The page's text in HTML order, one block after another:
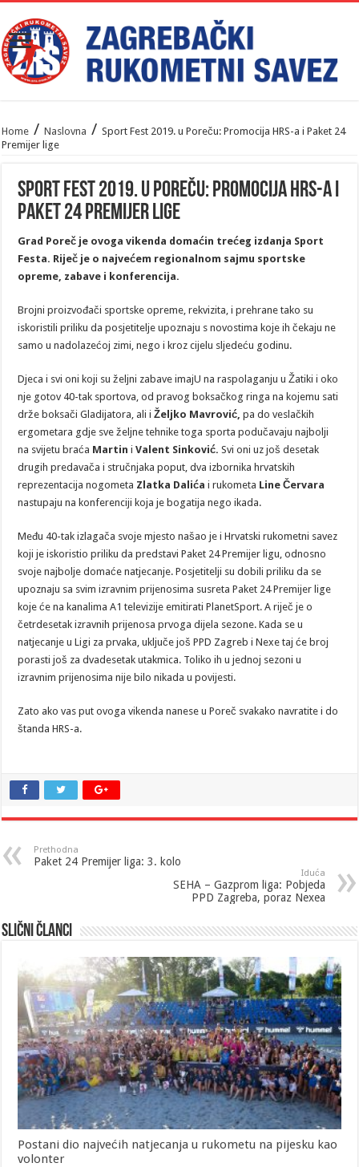
Home / Naslovna / Sport Fest 2019. u Poreču: Promocija HRS-a i Paket 24
Premijer lige
Sport Fest 2019. u Poreču: Promocija HRS-a i
Paket 24 Premijer lige
Grad Poreč je ovoga vikenda domaćin trećeg izdanja Sport
Festa. Riječ je o najvećem regionalnom sajmu sportske
opreme, zabave i konferencija.
Brojni proizvođači sportske opreme, rekvizita, i prehrane tako su
iskoristili priliku da posjetitelje upoznaju s novostima koje ih čekaju ne
samo u nadolazećoj zimi, nego i kroz cijelu sljedeću godinu.
Djeca i svi oni koji su željni zabave imajU na raspolaganju u Žatiki i oko
nje gotov 40-tak sportova, od pravog boksačkog ringa na kojemu sati
drže boksači Gladijatora, ali iŽeljko Mavrović, pa do veslačkih
ergometara gdje sve željne tehnike toga sporta podučavaju najbolji
na svijetu braća Martin iValent Sinković. Svi oni uz još desetak
drugih predavača i stručnjaka poput, dva izbornika hrvatskih
reprezentacija nogometa Zlatka Dalića i rukometa Line Červara
nastupaju na konferenciji koja je bogatija nego ikada.
Među 40-tak izlagača svoje mjesto našao je i Hrvatski rukometni savez
koji je iskoristio priliku da predstavi Paket 24 Premijer ligu, odnosno
svoje najbolje domaće natjecanje. Posjetitelji su dobili priliku da se
upoznaju sa svim izravnim prijenosima susreta Paket 24 Premijer lige
koje će na kanalima A1 televizije emitirati PlanetSport. A riječ je o
četrdesetak izravnih prijenosa prvoga dijela sezone. Kada se u
natjecanje u Ligi za prvaka, uključe još PPD Zagreb i Nexe taj će broj
porasti još za dvadesetak utakmica. Toliko ih u jednoj sezoni u
izravnim prijenosima nije bilo nikada u povijesti.
Zato ako vas put ovoga vikenda nanese u Poreč svakako navratite i do
štanda HRS-a.
Prethodna
Paket 24 Premijer liga: 3. kolo
Iduća
SEHA – Gazprom liga: Pobjeda
PPD Zagreba, poraz Nexea
Slični članci
Postani dio najvećih natjecanja u rukometu na pijesku kao
volonter